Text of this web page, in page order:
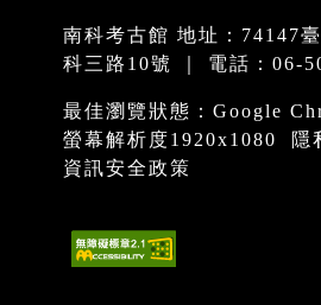
南科考古館 地址：74147
科三路10號 ｜ 電話：06-
最佳瀏覽狀態：Google
螢幕解析度1920x1080
隱
資訊安全政策